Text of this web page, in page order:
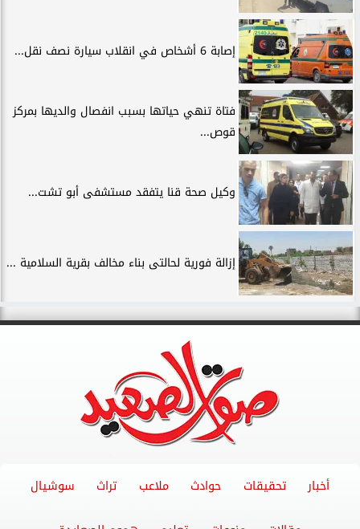
إصابة 6 أشخاص في انقلاب سيارة نصف نقل...
فتاة تنهي حياتها بسبب انفصال والديها بمركز
قوص...
وكيل صحة قنا يتفقد مستشفى أبو تشت...
إزالة فورية لحالتى بناء مخالف بقرية السلامية ...
أخبار تحقيقات حوادث ملاعب تراث سوشيال